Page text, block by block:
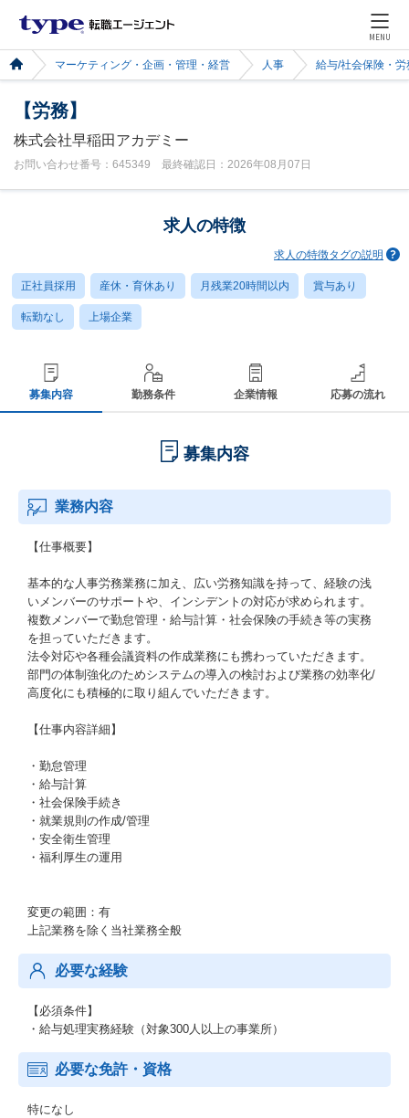
MENU
マーケティング・企画・管理・経営 人事 給与/社会保険・労
【労務】
株式会社早稲田アカデミー
お問い合わせ番号：645349 最終確認日：2026年08月07日
求人の特徴
求人の特徴タグの説明
正社員採用 産休・育休あり 月残業20時間以内 賞与あり
転勤なし 上場企業
募集内容 勤務条件 企業情報 応募の流れ
募集内容
業務内容
【仕事概要】
基本的な人事労務業務に加え、広い労務知識を持って、経験の浅
いメンバーのサポートや、インシデントの対応が求められます。
複数メンバーで勤怠管理・給与計算・社会保険の手続き等の実務
を担っていただきます。
法令対応や各種会議資料の作成業務にも携わっていただきます。
部門の体制強化のためシステムの導入の検討および業務の効率化/
高度化にも積極的に取り組んでいただきます。
【仕事内容詳細】
・勤怠管理
・給与計算
・社会保険手続き
・就業規則の作成/管理
・安全衛生管理
・福利厚生の運用
変更の範囲：有
上記業務を除く当社業務全般
必要な経験
【必須条件】
・給与処理実務経験（対象300人以上の事業所）
必要な免許・資格
特になし